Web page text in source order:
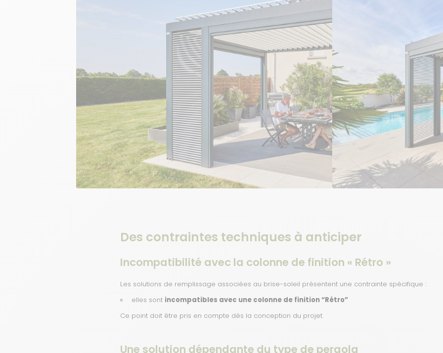
Des contraintes techniques à anticiper
Incompatibilité avec la colonne de finition « Rétro »
Les solutions de remplissage associées au brise-soleil présentent une contrainte spécifique :
elles sont incompatibles avec une colonne de finition “Rétro”
Ce point doit être pris en compte dès la conception du projet.
Une solution dépendante du type de pergola